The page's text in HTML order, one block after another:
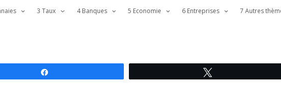
3 Taux 4 Banques 5 Economie 6 Entreprises 7 Autres